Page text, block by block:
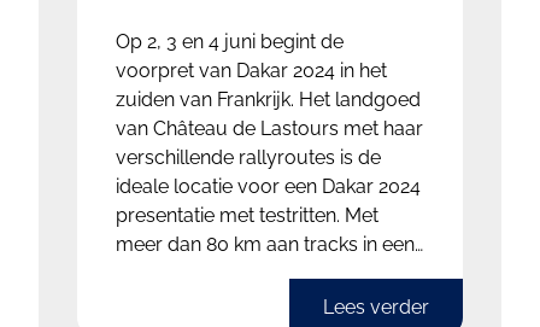
Op 2, 3 en 4 juni begint de
voorpret van Dakar 2024 in het
zuiden van Frankrijk. Het landgoed
van Château de Lastours met haar
verschillende rallyroutes is de
ideale locatie voor een Dakar 2024
presentatie met testritten. Met
meer dan 80 km aan tracks in een
rotsachtig landschap is dit dé
ideale gelegenheid om je voertuig
Lees verder